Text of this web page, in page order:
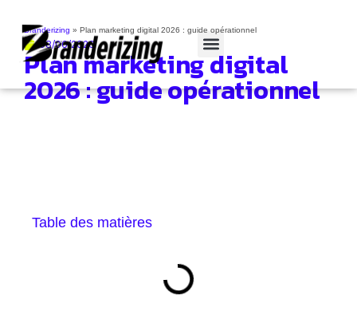
Branderizing » Plan marketing digital 2026 : guide opérationnel
08/06/2026
Plan marketing digital
2026 : guide opérationnel
Table des matières